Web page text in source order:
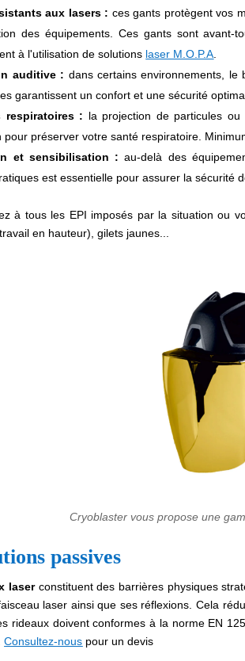
aux lasers : ces gants protègent vos
des équipements. Ces gants sont avant-
à l'utilisation de solutions laser M.O.P.A.
auditive : dans certains environnements, le
garantissent un confort et une sécurité
respiratoires : la projection de particules
pour préserver votre santé respiratoire.
et sensibilisation : au-delà des
est essentielle pour assurer la sécurité
à tous les EPI imposés par la situation ou
en hauteur), gilets jaunes...
Cryoblaster vous propose une
passives
laserconstituent des barrières physiques
laser ainsi que ses réflexions. Cela
rideaux doivent conformes à la norme EN
Consultez-nous pour un devis